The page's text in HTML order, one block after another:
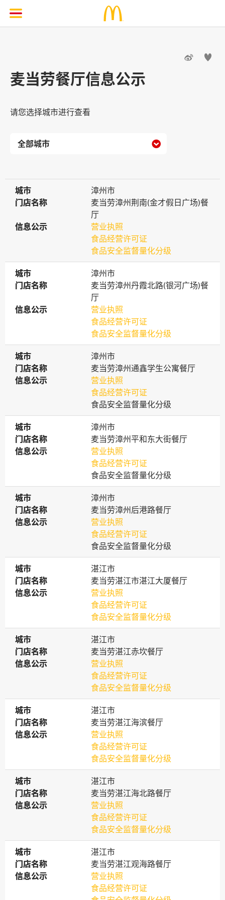
 
麦当劳餐厅信息公示
请您选择城市进行查看

城市
城市
漳州市
门店名称
门店名称
麦当劳漳州荆南(金才假日广场)餐
厅
信息公示
信息公示
营业执照
食品经营许可证
食品安全监督量化分级
城市
城市
漳州市
门店名称
门店名称
麦当劳漳州丹霞北路(银河广场)餐
厅
信息公示
信息公示
营业执照
食品经营许可证
食品安全监督量化分级
城市
城市
漳州市
门店名称
门店名称
麦当劳漳州通鑫学生公寓餐厅
信息公示
信息公示
营业执照
食品经营许可证
食品安全监督量化分级
城市
城市
漳州市
门店名称
门店名称
麦当劳漳州平和东大街餐厅
信息公示
信息公示
营业执照
食品经营许可证
食品安全监督量化分级
城市
城市
漳州市
门店名称
门店名称
麦当劳漳州后港路餐厅
信息公示
信息公示
营业执照
食品经营许可证
食品安全监督量化分级
城市
城市
湛江市
门店名称
门店名称
麦当劳湛江市湛江大厦餐厅
信息公示
信息公示
营业执照
食品经营许可证
食品安全监督量化分级
城市
城市
湛江市
门店名称
门店名称
麦当劳湛江赤坎餐厅
信息公示
信息公示
营业执照
食品经营许可证
食品安全监督量化分级
城市
城市
湛江市
门店名称
门店名称
麦当劳湛江海滨餐厅
信息公示
信息公示
营业执照
食品经营许可证
食品安全监督量化分级
城市
城市
湛江市
门店名称
门店名称
麦当劳湛江海北路餐厅
信息公示
信息公示
营业执照
食品经营许可证
食品安全监督量化分级
城市
城市
湛江市
门店名称
门店名称
麦当劳湛江观海路餐厅
信息公示
信息公示
营业执照
食品经营许可证